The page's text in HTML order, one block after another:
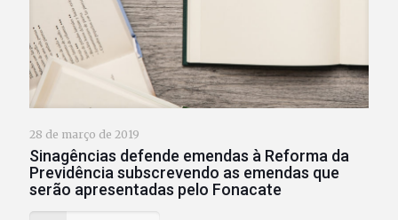
28 de março de 2019
Sinagências defende emendas à Reforma da
Previdência subscrevendo as emendas que
serão apresentadas pelo Fonacate